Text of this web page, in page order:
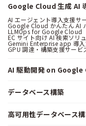
Google Cloud 生成 AI
AI エージェント導入支援サ
Google Cloud かんたん AI
LLMOps for Google Cloud
EC サイト向け AI 検索ソリ
Gemini Enterprise app 導入
GPU 調達・構築支援サービ
AI 駆動開発 on Google
データベース構築
高可用性データベース